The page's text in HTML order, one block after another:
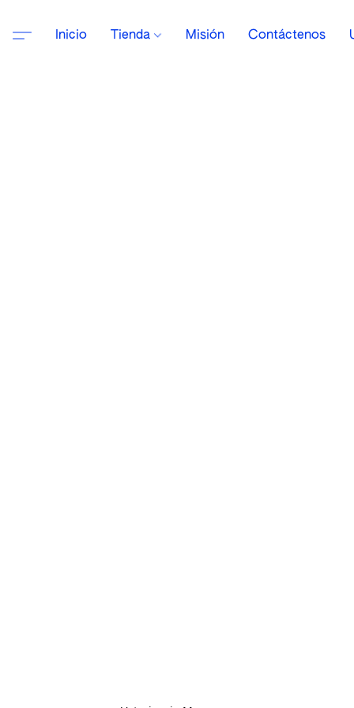
Inicio Tienda Misión Contáctenos